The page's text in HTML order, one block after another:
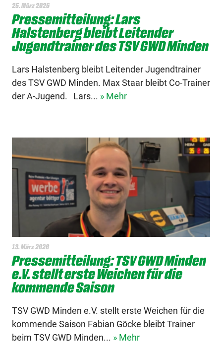
25. März 2026
Pressemitteilung: Lars
Halstenberg bleibt Leitender
Jugendtrainer des TSV GWD Minden
Lars Halstenberg bleibt Leitender Jugendtrainer
des TSV GWD Minden. Max Staar bleibt Co-Trainer
der A-Jugend. Lars... » Mehr
13. März 2026
Pressemitteilung: TSV GWD Minden
e.V. stellt erste Weichen für die
kommende Saison
TSV GWD Minden e.V. stellt erste Weichen für die
kommende Saison Fabian Göcke bleibt Trainer
beim TSV GWD Minden... » Mehr